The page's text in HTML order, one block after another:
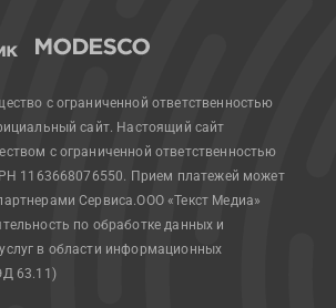
с ограниченной ответственностью
сайт. Настоящий сайт
с ограниченной ответственностью
1163668076550. Прием платежей может
Сервиса.ООО «Текст Медиа»
по обработке данных и
в области информационных
63.11)